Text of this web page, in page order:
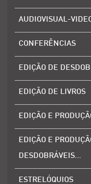
AUDIOVISUAL-
CONFERÊNCIAS
EDIÇÃO DE
EDIÇÃO DE LIVROS
EDIÇÃO E
EDIÇÃO E
DESDOBRÁVEIS…
ESTRELÓQUIOS